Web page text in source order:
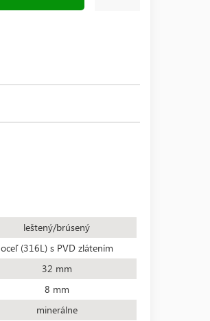
leštený/brúsený
oceľ (316L) s PVD zlátením
32 mm
8 mm
minerálne